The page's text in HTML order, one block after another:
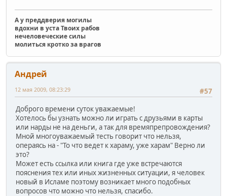
А у преддверия могилы
вдохни в уста Твоих рабов
нечеловеческие силы
молиться кротко за врагов
Андрей
#57
12 мая 2009, 08:23:29
Доброго времени суток уважаемые!
Хотелось бы узнать можно ли играть с друзьями в карты
или нарды не на деньги, а так для времяпрепровождения?
Мной многоуважаемый тесть говорит что нельзя,
операясь на - "То что ведет к хараму, уже харам" Верно ли
это?
Может есть ссылка или книга где уже встречаются
пояснения тех или иных жизненных ситуации, я человек
новый в Исламе поэтому возникает много подобных
вопросов что можно что нельзя, спасибо.